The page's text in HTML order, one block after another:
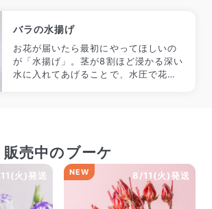
バラの水揚げ
お花が届いたら最初にやってほしいの
が「水揚げ」。茎が8割ほど浸かる深い
水に入れてあげることで、水圧で花に
販売中のブーケ
火)発送 8/11(火)発送
NEW